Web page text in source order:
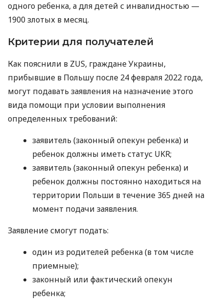
одного ребенка, а для детей с инвалидностью —
1900 злотых в месяц.
Критерии для получателей
Как пояснили в ZUS, граждане Украины,
прибывшие в Польшу после 24 февраля 2022 года,
могут подавать заявления на назначение этого
вида помощи при условии выполнения
определенных требований:
заявитель (законный опекун ребенка) и
ребенок должны иметь статус UKR;
заявитель (законный опекун ребенка) и
ребенок должны постоянно находиться на
территории Польши в течение 365 дней на
момент подачи заявления.
Заявление смогут подать:
один из родителей ребенка (в том числе
приемные);
законный или фактический опекун
ребенка;